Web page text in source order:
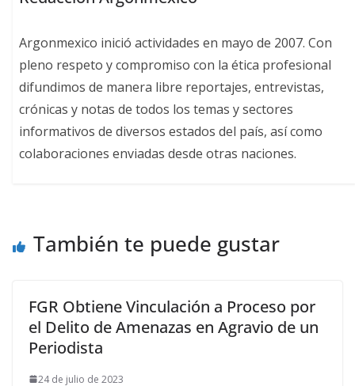
Argonmexico inició actividades en mayo de 2007. Con
pleno respeto y compromiso con la ética profesional
difundimos de manera libre reportajes, entrevistas,
crónicas y notas de todos los temas y sectores
informativos de diversos estados del país, así como
colaboraciones enviadas desde otras naciones.
También te puede gustar
FGR Obtiene Vinculación a Proceso por
el Delito de Amenazas en Agravio de un
Periodista
24 de julio de 2023